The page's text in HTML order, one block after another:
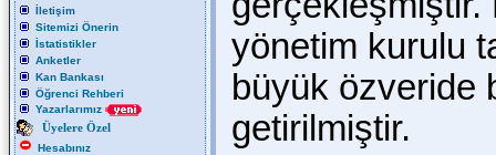
İletişim
Sitemizi Önerin
İstatistikler
Anketler
Kan Bankası
Öğrenci Rehberi
Yazarlarımız
Üyelere Özel
Hesabınız
yönetim kurulu
büyük özveride
getirilmiştir.